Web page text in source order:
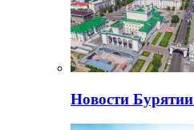
Новости